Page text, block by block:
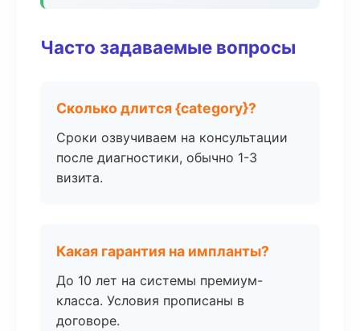
Часто задаваемые вопросы
Сколько длится {category}?
Сроки озвучиваем на консультации
после диагностики, обычно 1-3
визита.
Какая гарантия на импланты?
До 10 лет на системы премиум-
класса. Условия прописаны в
договоре.